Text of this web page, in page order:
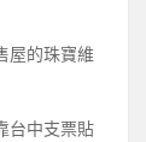
屋的珠寶維
台中支票貼